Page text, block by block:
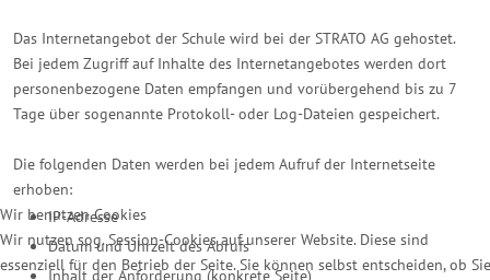
Das Internetangebot der Schule wird bei der STRATO AG gehostet.
Bei jedem Zugriff auf Inhalte des Internetangebotes werden dort
personenbezogene Daten empfangen und vorübergehend bis zu 7
Tage über sogenannte Protokoll- oder Log-Dateien gespeichert.
Die folgenden Daten werden bei jedem Aufruf der Internetseite
erhoben:
IP-Adresse
Datum und Uhrzeit des Abrufs
Inhalt der Anforderung (konkrete Seite)
Wir benutzen Cookies
Wir nutzen sog. Session-Cookies auf unserer Website. Diese sind
essenziell für den Betrieb der Seite. Sie können selbst entscheiden, ob Sie